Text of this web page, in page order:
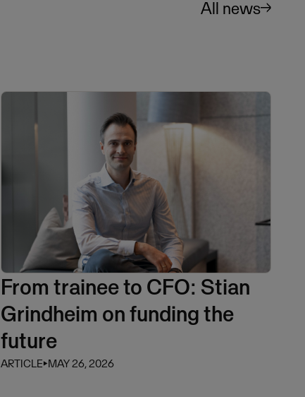
All news
From trainee to CFO: Stian
Grindheim on funding the
future
ARTICLE⏵MAY 26, 2026